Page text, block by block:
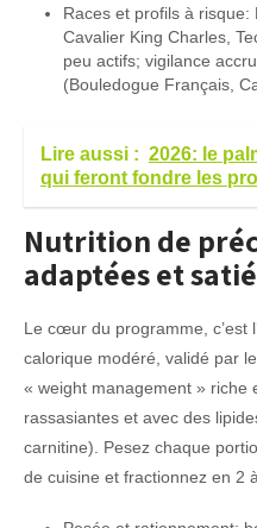
Races et profils à risque:
Cavalier King Charles,
peu actifs; vigilance
(Bouledogue Français,
Lire aussi : 2026: le
qui feront fondre les
Nutrition de
adaptées et
Le cœur du programme, c’est
calorique modéré, validé par
« weight management » riche
rassasiantes et avec des
carnitine). Pesez chaque
de cuisine et fractionnez en 2